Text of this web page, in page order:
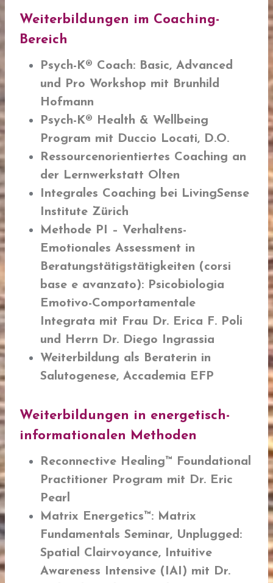
Weiterbildungen im Coaching-
Bereich
Psych-K® Coach: Basic, Advanced
und Pro Workshop mit Brunhild
Hofmann
Psych-K® Health & Wellbeing
Program mit Duccio Locati, D.O.
Ressourcenorientiertes Coaching an
der Lernwerkstatt Olten
Integrales Coaching bei LivingSense
Institute Zürich
Methode PI – Verhaltens-
Emotionales Assessment in
Beratungstätigstätigkeiten (corsi
base e avanzato): Psicobiologia
Emotivo-Comportamentale
Integrata mit Frau Dr. Erica F. Poli
und Herrn Dr. Diego Ingrassia
Weiterbildung als Beraterin in
Salutogenese, Accademia EFP
Weiterbildungen in energetisch-
informationalen Methoden
Reconnective Healing™ Foundational
Practitioner Program mit Dr. Eric
Pearl
Matrix Energetics™: Matrix
Fundamentals Seminar, Unplugged:
Spatial Clairvoyance, Intuitive
Awareness Intensive (IAI) mit Dr.